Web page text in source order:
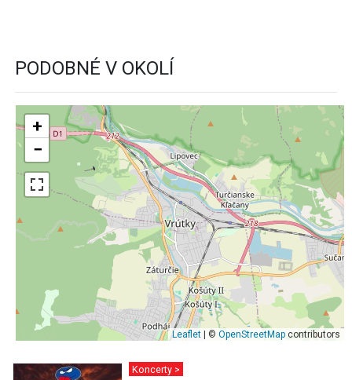
PODOBNÉ V OKOLÍ
+
−
Leaflet | © OpenStreetMap contributors
Koncerty >